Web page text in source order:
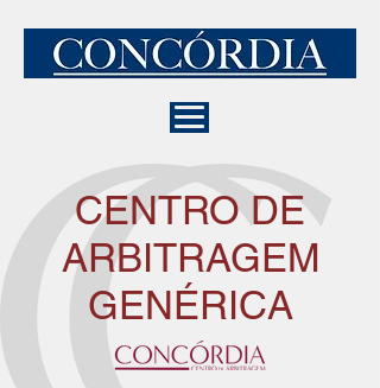
CENTRO DE
ARBITRAGEM
GENÉRICA